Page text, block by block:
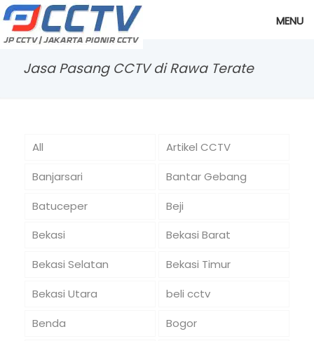
MENU
Jasa Pasang CCTV di Rawa Terate
All
Artikel CCTV
Banjarsari
Bantar Gebang
Batuceper
Beji
Bekasi
Bekasi Barat
Bekasi Selatan
Bekasi Timur
Bekasi Utara
beli cctv
Benda
Bogor